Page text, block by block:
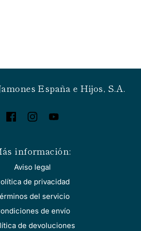
España e Hijos, S.A.
información:
Aviso legal
de privacidad
del servicio
de envío
de devoluciones